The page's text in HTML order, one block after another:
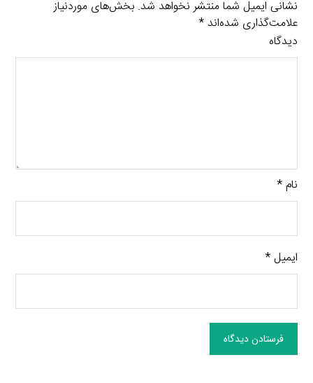
نشانی ایمیل شما منتشر نخواهد شد. بخش‌های موردنیاز
علامت‌گذاری شده‌اند*
دیدگاه
نام*
ایمیل*
فرستادن دیدگاه